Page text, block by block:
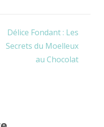
Délice Fondant : Les
Secrets du Moelleux
au Chocolat